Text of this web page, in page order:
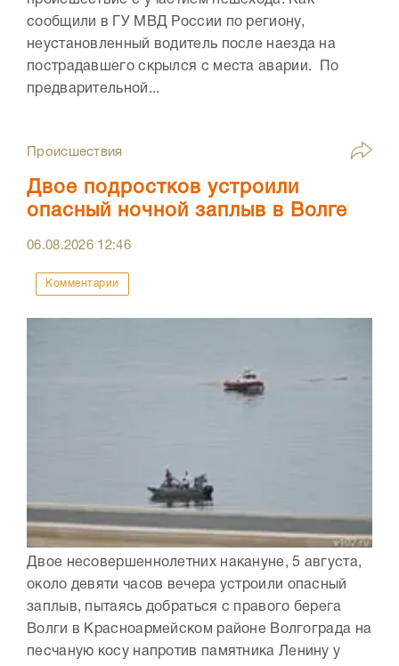
сообщили в ГУ МВД России по региону,
неустановленный водитель после наезда на
пострадавшего скрылся с места аварии. По
предварительной...
Происшествия
Двое подростков устроили
опасный ночной заплыв в Волге
06.08.2026 12:46
Комментарии
Двое несовершеннолетних накануне, 5 августа,
около девяти часов вечера устроили опасный
заплыв, пытаясь добраться с правого берега
Волги в Красноармейском районе Волгограда на
песчаную косу напротив памятника Ленину у